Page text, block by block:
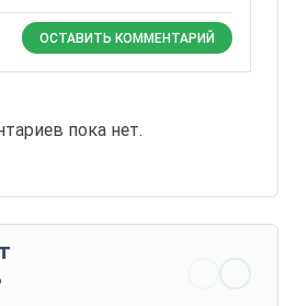
ОСТАВИТЬ КОММЕНТАРИЙ
пока нет.